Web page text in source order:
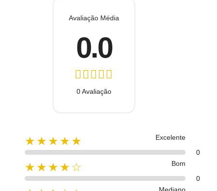
Avaliação Média
0.0
0 Avaliação
★★★★★
Excelente
0
★★★★☆
Bom
0